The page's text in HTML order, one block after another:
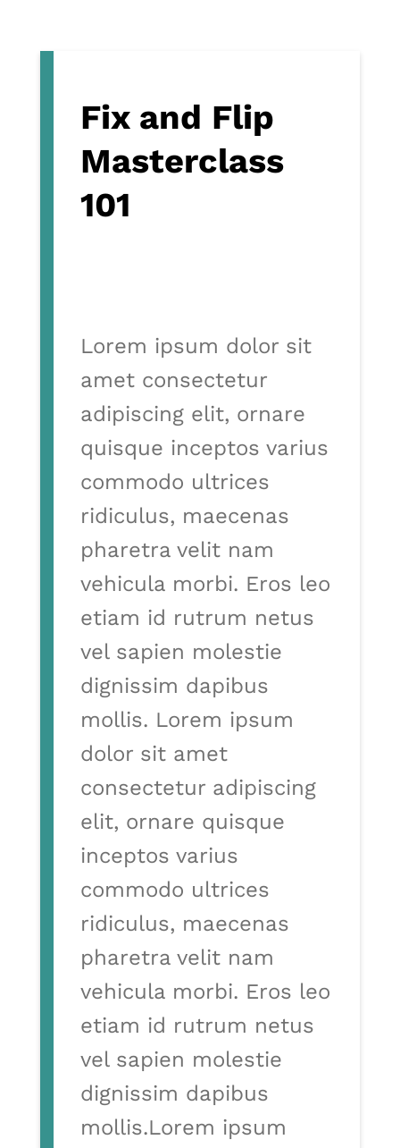
Fix and Flip
Masterclass
101
Lorem ipsum dolor sit
amet consectetur
adipiscing elit, ornare
quisque inceptos varius
commodo ultrices
ridiculus, maecenas
pharetra velit nam
vehicula morbi. Eros leo
etiam id rutrum netus
vel sapien molestie
dignissim dapibus
mollis. Lorem ipsum
dolor sit amet
consectetur adipiscing
elit, ornare quisque
inceptos varius
commodo ultrices
ridiculus, maecenas
pharetra velit nam
vehicula morbi. Eros leo
etiam id rutrum netus
vel sapien molestie
dignissim dapibus
mollis.Lorem ipsum